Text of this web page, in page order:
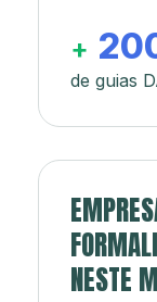
+
de guias
NESTE